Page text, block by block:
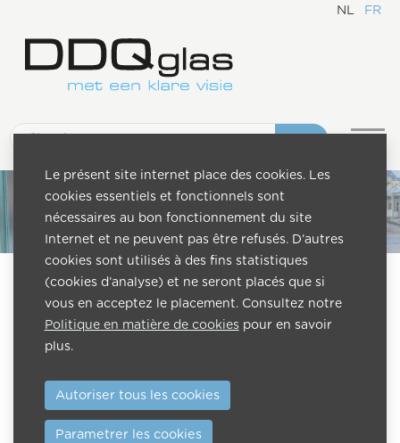
NL FR
Contactez-nous
Nom de famille*
Le présent site internet place des cookies. Les
cookies essentiels et fonctionnels sont
nécessaires au bon fonctionnement du site
Internet et ne peuvent pas être refusés. D’autres
cookies sont utilisés à des fins statistiques
(cookies d’analyse) et ne seront placés que si
vous en acceptez le placement. Consultez notre
Politique en matière de cookies pour en savoir
plus.
Autoriser tous les cookies
Parametrer les cookies